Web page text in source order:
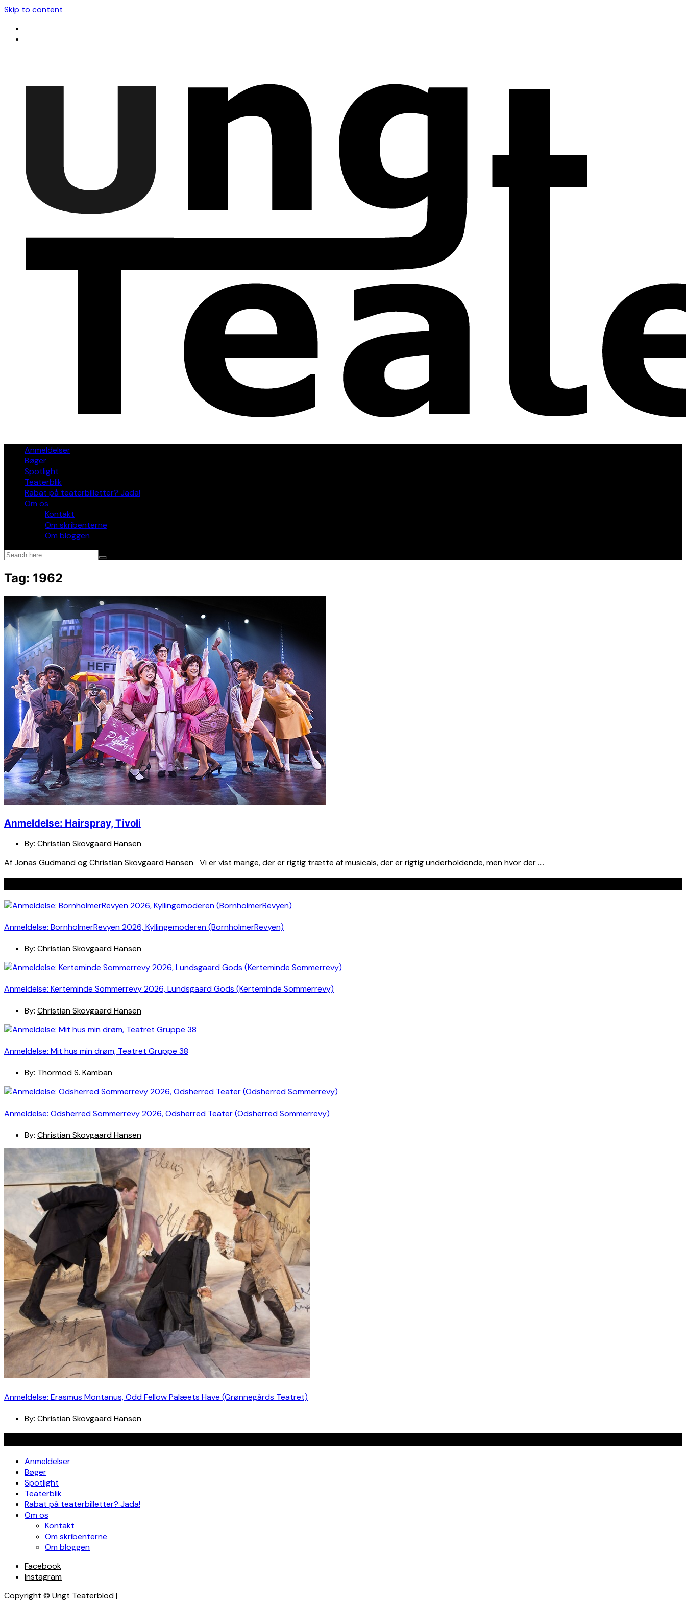
Skip to content
Anmeldelser
Bøger
Spotlight
Teaterblik
Rabat på teaterbilletter? Jada!
Om os
Kontakt
Om skribenterne
Om bloggen
Tag: 1962
Anmeldelse: Hairspray, Tivoli
By: Christian Skovgaard Hansen
Af Jonas Gudmand og Christian Skovgaard Hansen Vi er vist mange, der er rigtig trætte af musicals, der er rigtig underholdende, men hvor der ….
Anmeldelse: BornholmerRevyen 2026, Kyllingemoderen (BornholmerRevyen)
By: Christian Skovgaard Hansen
Anmeldelse: Kerteminde Sommerrevy 2026, Lundsgaard Gods (Kerteminde Sommerrevy)
By: Christian Skovgaard Hansen
Anmeldelse: Mit hus min drøm, Teatret Gruppe 38
By: Thormod S. Kamban
Anmeldelse: Odsherred Sommerrevy 2026, Odsherred Teater (Odsherred Sommerrevy)
By: Christian Skovgaard Hansen
Anmeldelse: Erasmus Montanus, Odd Fellow Palæets Have (Grønnegårds Teatret)
By: Christian Skovgaard Hansen
Anmeldelser
Bøger
Spotlight
Teaterblik
Rabat på teaterbilletter? Jada!
Om os
Kontakt
Om skribenterne
Om bloggen
Facebook
Instagram
Copyright © Ungt Teaterblod |